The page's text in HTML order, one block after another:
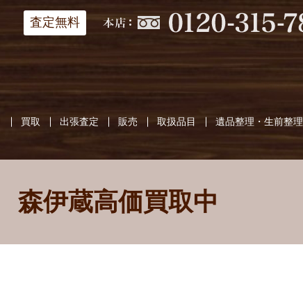
買取 出張査定 販売 取扱品目 遺品整理・生前整理
査定無料
森伊蔵高価買取中